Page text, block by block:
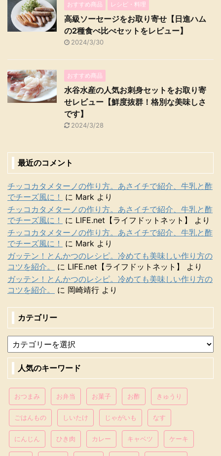
おすすめ商品 レシピ・料理
高級ソーセージをお取り寄せ【日進ハム
の2種食べ比べセットをレビュー】
2024/3/30
おすすめ商品
水谷水産の人気お刺身セットをお取り寄
せレビュー【鮮度抜群！格別な美味しさ
です】
2024/3/28
最近のコメント
チッコカタメターノの作り方。あさイチで紹介、牛乳と酢
でチーズ風に！
に Mark より
チッコカタメターノの作り方。あさイチで紹介、牛乳と酢
でチーズ風に！
に LIFE.net【ライフドットネット】
より
チッコカタメターノの作り方。あさイチで紹介、牛乳と酢
でチーズ風に！
に Mark より
ガッテン！とんかつのレシピ。冷めても美味しい作り方の
コツを紹介。
に LIFE.net【ライフドットネット】
より
ガッテン！とんかつのレシピ。冷めても美味しい作り方の
コツを紹介。
に 岡崎靖行 より
カテゴリー
人気のキーワード
おつまみ お弁当 お菓子 お酢 きゅうり
ごはんもの しいたけ じゃがいも なす
にんじん ひき肉 カレー キャベツ ケーキ